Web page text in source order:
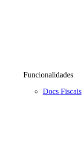
Funcionalidades
Docs Fiscais